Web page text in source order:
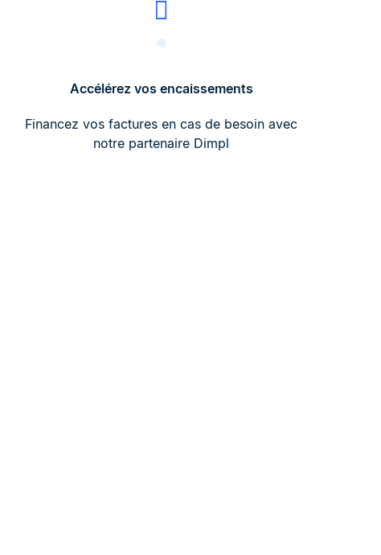
Accélérez vos encaissements
Financez vos factures en cas de besoin avec
notre partenaire Dimpl